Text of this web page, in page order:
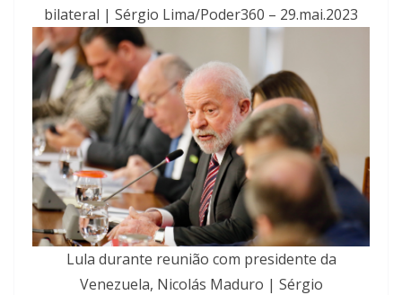
bilateral | Sérgio Lima/Poder360 – 29.mai.2023
Lula durante reunião com presidente da
Venezuela, Nicolás Maduro | Sérgio